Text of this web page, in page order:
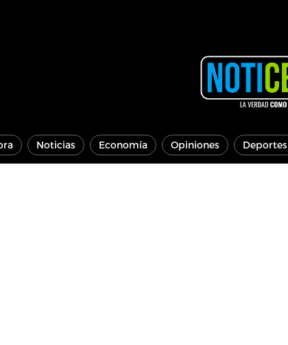
Noticias Economía Opiniones Deportes